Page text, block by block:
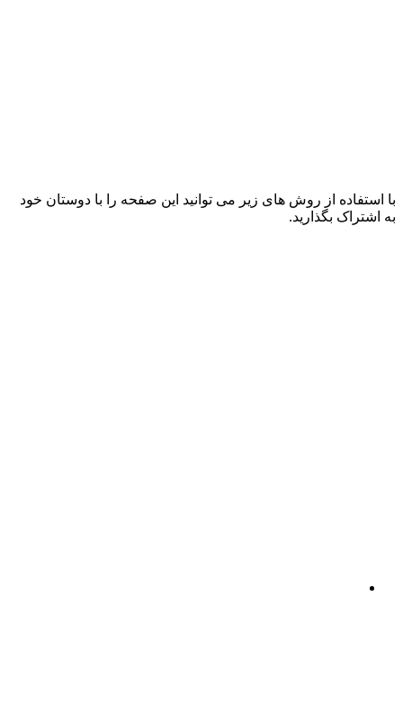
با استفاده از روش های زیر می توانید این صفحه را با دوستان خود
به اشتراک بگذارید.